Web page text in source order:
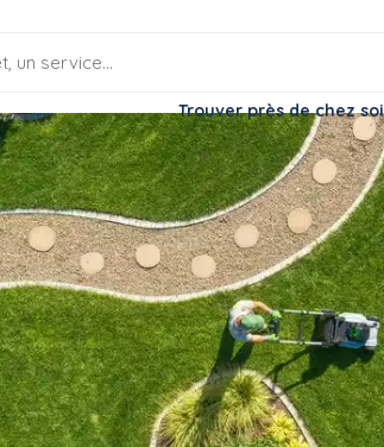
Trouver près de chez soi
vert
vert
espace vert